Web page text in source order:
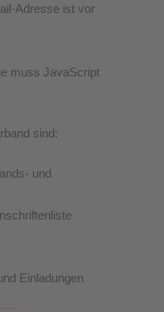
Adresse ist vor
muss JavaScript
sind:
und
Einladungen